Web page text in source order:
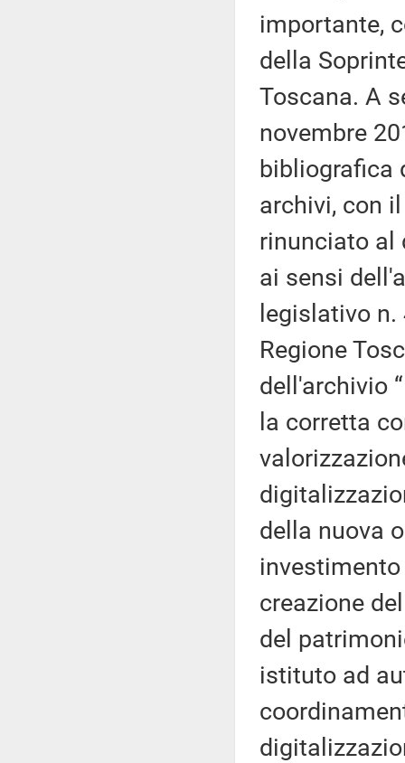
importante,
della
Toscana. A
novembre
bibliografica
archivi, con
rinunciato al
ai sensi
legislativo
Regione
dell'archivio
la corretta
della nuova
creazione
del
istituto ad